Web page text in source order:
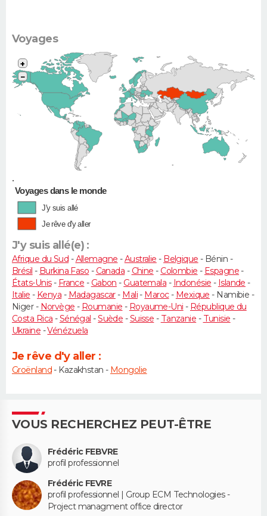
Voyages
•
+
−
Voyages dans le monde
J'y suis allé
Je rêve d'y aller
J'y suis allé(e) :
Afrique du Sud -Allemagne -Australie - Belgique - Bénin -
Brésil - Burkina Faso - Canada - Chine - Colombie - Espagne-
États-Unis- France - Gabon - Guatemala - Indonésie - Islande -
Italie - Kenya - Madagascar- Mali- Maroc- Mexique - Namibie -
Niger - Norvège - Roumanie - Royaume-Uni - République du
Costa Rica -Sénégal -Suède -Suisse - Tanzanie - Tunisie -
Ukraine -Vénézuela
Je rêve d'y aller :
Groënland- Kazakhstan - Mongolie
VOUS RECHERCHEZ PEUT-ÊTRE
Frédéric FEBVRE
profil professionnel
Frédéric FEVRE
profil professionnel | Group ECM Technologies -
Project managment office director